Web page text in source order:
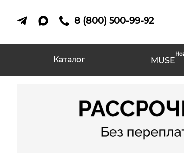
8 (800) 500-99-92
Каталог MUSE